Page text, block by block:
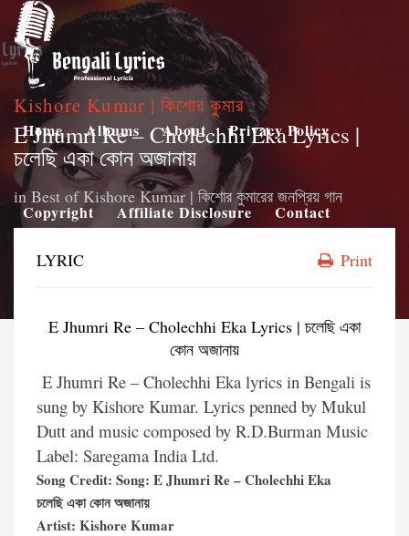
Home Albums About Privacy Policy
Copyright Affiliate Disclosure Contact
Kishore Kumar | কিশোর কুমার
E Jhumri Re – Cholechhi Eka Lyrics |
চলেছি একা কোন অজানায়
inBest of Kishore Kumar | কিশোর কুমারের জনপ্রিয় গান
LYRIC Print
E Jhumri Re – Cholechhi Eka Lyrics | চলেছি একা
কোন অজানায়
E Jhumri Re – Cholechhi Eka lyrics in Bengali is
sung by Kishore Kumar. Lyrics penned by Mukul
Dutt and music composed by R.D.Burman Music
Label: Saregama India Ltd.
Song Credit: Song: E Jhumri Re – Cholechhi Eka
চলেছি একা কোন অজানায়
Artist: Kishore Kumar